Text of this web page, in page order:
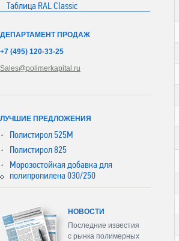
Таблица RAL Classic
ДЕПАРТАМЕНТ ПРОДАЖ
+7 (495) 120-33-25
Sales@polimerkapital.ru
ЛУЧШИЕ ПРЕДЛОЖЕНИЯ
Полистирол 525М
Полистирол 825
Морозостойкая добавка для
полипропилена 030/250
НОВОСТИ
Последние известия
с рынка полимерных